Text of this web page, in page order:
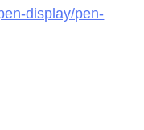
display/pen-